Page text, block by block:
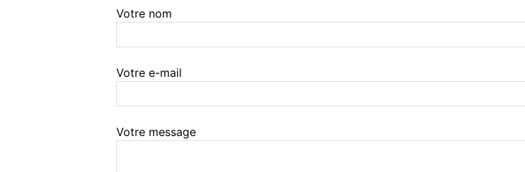
Votre nom
Votre e-mail
Votre message